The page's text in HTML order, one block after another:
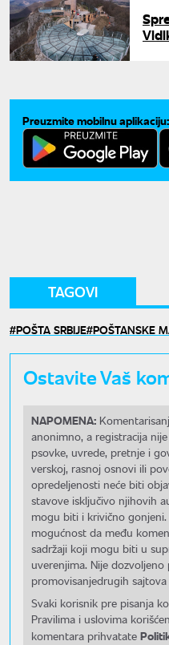
Preuzmite mobilnu aplikaciju:
TAGOVI
POŠTA SRBIJE POŠTANSKE
Ostavite Vaš
NAPOMENA:
anonimno, a registracija
psovke, uvrede, pretnje i
verskoj, rasnoj osnovi ili
opredeljenosti neće biti
stavove isključivo njihovih
mogu biti i krivično
mogućnost da među
sadržaji koji mogu biti u
uverenjima. Nije
promovisanjedrugih
Svaki korisnik pre pisanja
Pravilima i uslovima
komentara prihvatate